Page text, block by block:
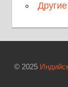
© 2025